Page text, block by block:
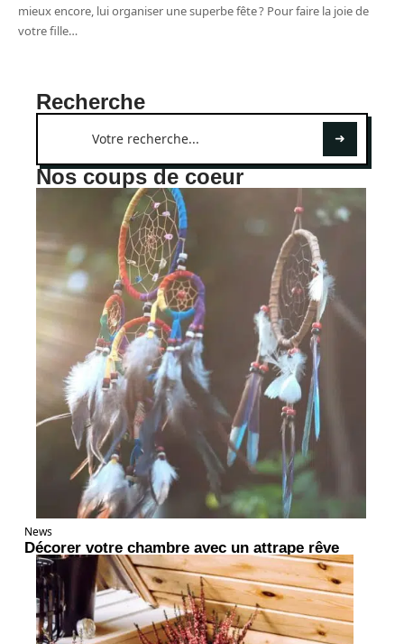
mieux encore, lui organiser une superbe fête ? Pour faire la joie de
votre fille…
Recherche
Nos coups de coeur
News
Décorer votre chambre avec un attrape rêve